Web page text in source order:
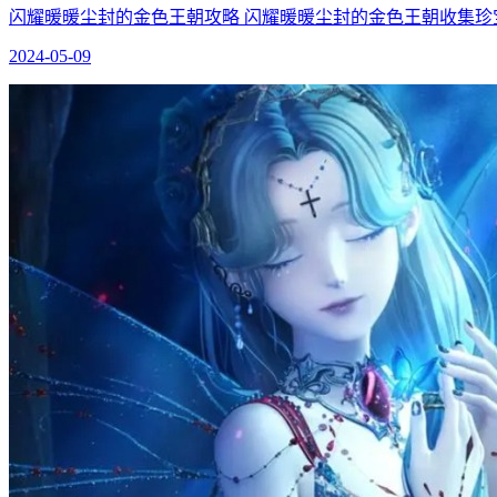
闪耀暖暖尘封的金色王朝攻略 闪耀暖暖尘封的金色王朝收集珍
2024-05-09